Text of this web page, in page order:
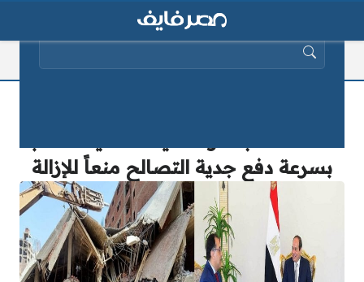
بسرعة دفع جدية التصالح منعاً للإزالة
البحث عن: